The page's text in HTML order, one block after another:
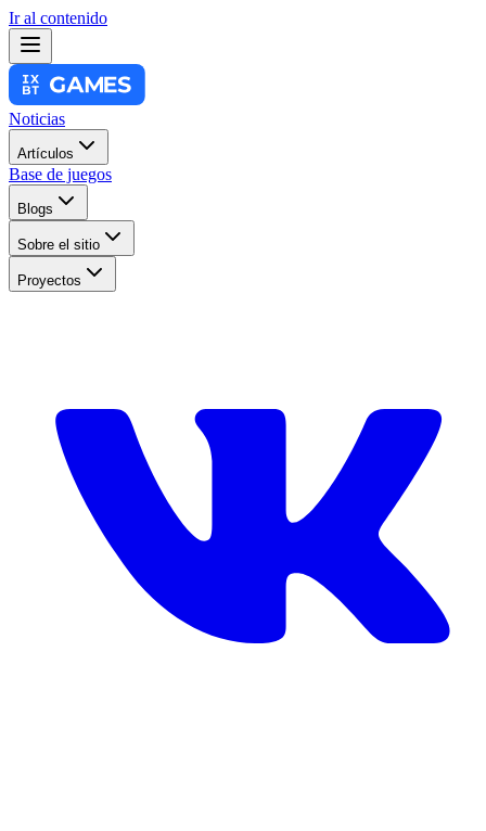
Ir al contenido
Noticias
Artículos
Base de juegos
Blogs
Sobre el sitio
Proyectos